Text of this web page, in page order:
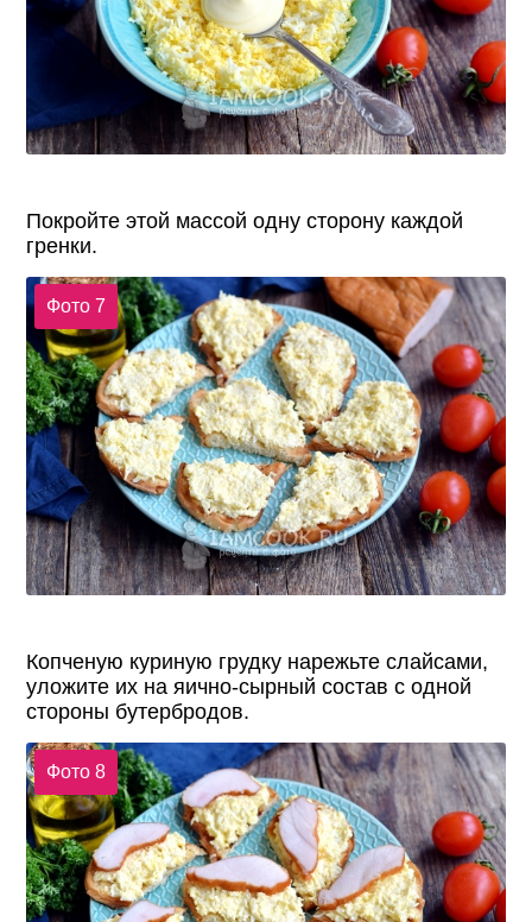
Покройте этой массой одну сторону каждой
гренки.
Фото 7
Копченую куриную грудку нарежьте слайсами,
уложите их на яично-сырный состав с одной
стороны бутербродов.
Фото 8